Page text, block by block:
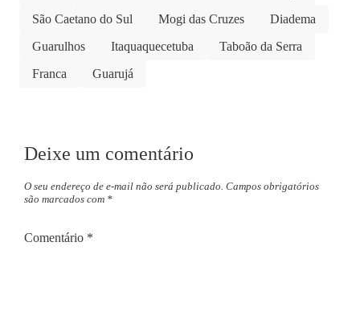
São Caetano do Sul
Mogi das Cruzes
Diadema
Guarulhos
Itaquaquecetuba
Taboão da Serra
Franca
Guarujá
Deixe um comentário
O seu endereço de e-mail não será publicado. Campos obrigatórios
são marcados com *
Comentário *